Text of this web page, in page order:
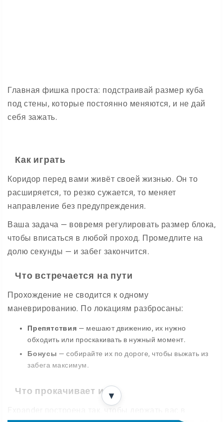
Главная фишка проста: подстраивай размер куба
под стены, которые постоянно меняются, и не дай
себя зажать.
Как играть
Коридор перед вами живёт своей жизнью. Он то
расширяется, то резко сужается, то меняет
направление без предупреждения.
Ваша задача — вовремя регулировать размер блока,
чтобы вписаться в любой проход. Промедлите на
долю секунды — и забег закончится.
Что встречается на пути
Прохождение не сводится к одному
маневрированию. По локациям разбросаны:
Препятствия — мешают движению, их нужно
обходить или проскакивать в нужный момент.
Бонусы — собирайте их по дороге, чтобы выжать из
забега максимум.
Что прокачивает игра
▼